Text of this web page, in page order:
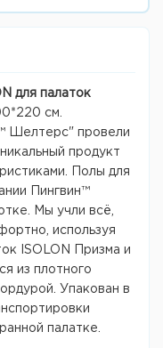
для палаток
см.
Шелтерс" провели
продукт
Полы для
Пингвин™
Мы учли всё,
используя
ISOLON Призма и
из плотного
Упакован в
палатке.